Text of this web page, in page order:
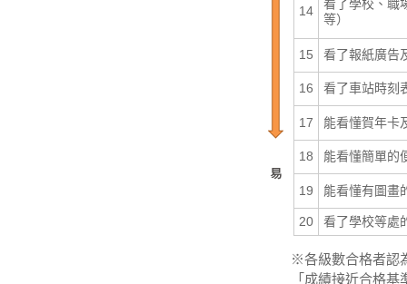
14
看了學校、職
等）
15 看了報紙廣告
16 看了車站時刻
17 能看懂賀年卡
18 能看懂簡單的
19 能看懂有圖畫
20 看了學校等處
※各級數合格者認
「成績接近合格